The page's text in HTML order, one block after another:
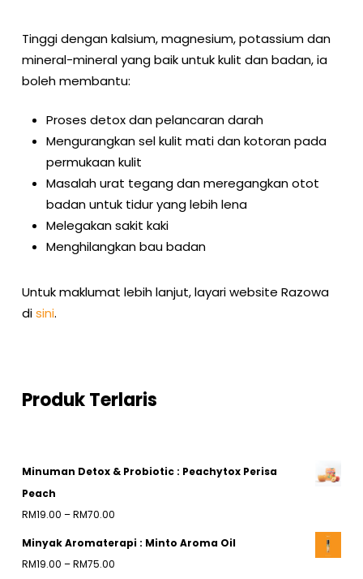
Tinggi dengan kalsium, magnesium, potassium dan
mineral-mineral yang baik untuk kulit dan badan, ia
boleh membantu:
Proses detox dan pelancaran darah
Mengurangkan sel kulit mati dan kotoran pada
permukaan kulit
Masalah urat tegang dan meregangkan otot
badan untuk tidur yang lebih lena
Melegakan sakit kaki
Menghilangkan bau badan
Untuk maklumat lebih lanjut, layari website Razowa
disini.
Produk Terlaris
Minuman Detox & Probiotic : Peachytox Perisa
Peach
RM19.00 –RM70.00Price
Minyak Aromaterapi : Minto Aroma Oil
RM19.00 –RM75.00Price